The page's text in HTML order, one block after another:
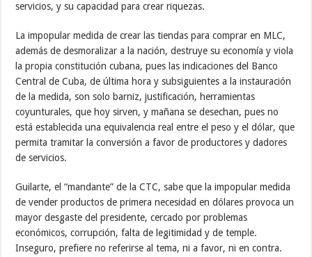
servicios, y su capacidad para crear riquezas.
La impopular medida de crear las tiendas para comprar en MLC,
además de desmoralizar a la nación, destruye su economía y viola
la propia constitución cubana, pues las indicaciones del Banco
Central de Cuba, de última hora y subsiguientes a la instauración
de la medida, son solo barniz, justificación, herramientas
coyunturales, que hoy sirven, y mañana se desechan, pues no
está establecida una equivalencia real entre el peso y el dólar, que
permita tramitar la conversión a favor de productores y dadores
de servicios.
Guilarte, el “mandante” de la CTC, sabe que la impopular medida
de vender productos de primera necesidad en dólares provoca un
mayor desgaste del presidente, cercado por problemas
económicos, corrupción, falta de legitimidad y de temple.
Inseguro, prefiere no referirse al tema, ni a favor, ni en contra.